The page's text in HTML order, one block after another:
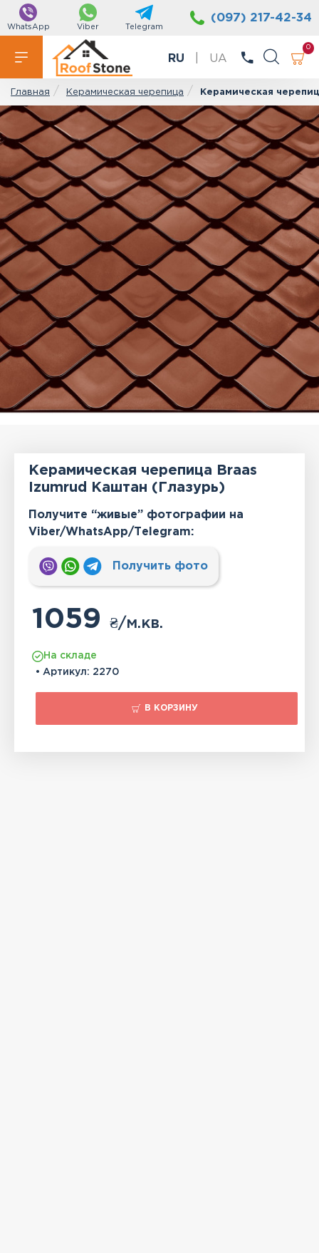
WhatsApp Viber Telegram
(097) 217-42-34
RU UA
0
Главная Керамическая черепица Керамическая
Керамическая черепица Braas
Izumrud Каштан (Глазурь)
Получите “живые” фотографии на
Viber/WhatsApp/Тelegram:
Получить фото
1059₴/м.кв.
На складе
• Артикул: 2270
В КОРЗИНУ